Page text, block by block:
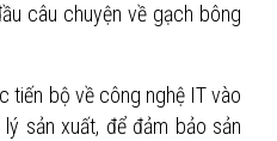
câu chuyện về gạch bông
tiến bộ về công nghệ IT vào
sản xuất, để đảm bảo sản